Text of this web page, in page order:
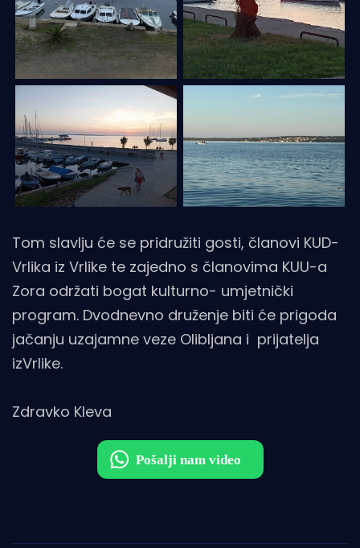
Tom slavlju će se pridružiti gosti, članovi KUD-
Vrlika iz Vrlike te zajedno s članovima KUU-a
Zora održati bogat kulturno- umjetnički
program. Dvodnevno druženje biti će prigoda
jačanju uzajamne veze Olibljana i prijatelja
izVrlike.
Zdravko Kleva